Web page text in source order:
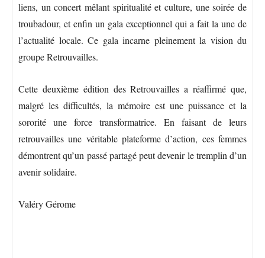
liens, un concert mêlant spiritualité et culture, une soirée de
troubadour, et enfin un gala exceptionnel qui a fait la une de
l’actualité locale. Ce gala incarne pleinement la vision du
groupe Retrouvailles.
Cette deuxième édition des Retrouvailles a réaffirmé que,
malgré les difficultés, la mémoire est une puissance et la
sororité une force transformatrice. En faisant de leurs
retrouvailles une véritable plateforme d’action, ces femmes
démontrent qu’un passé partagé peut devenir le tremplin d’un
avenir solidaire.
Valéry Gérome